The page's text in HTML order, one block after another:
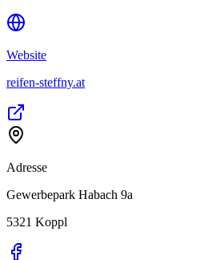
Website
reifen-steffny.at
Adresse
Gewerbepark Habach 9a
5321 Koppl